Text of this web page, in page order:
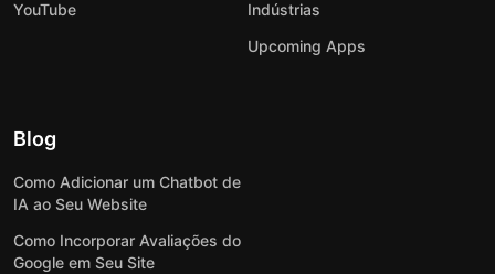
YouTube
Indústrias
Upcoming Apps
Blog
Como Adicionar um Chatbot de
IA ao Seu Website
Como Incorporar Avaliações do
Google em Seu Site